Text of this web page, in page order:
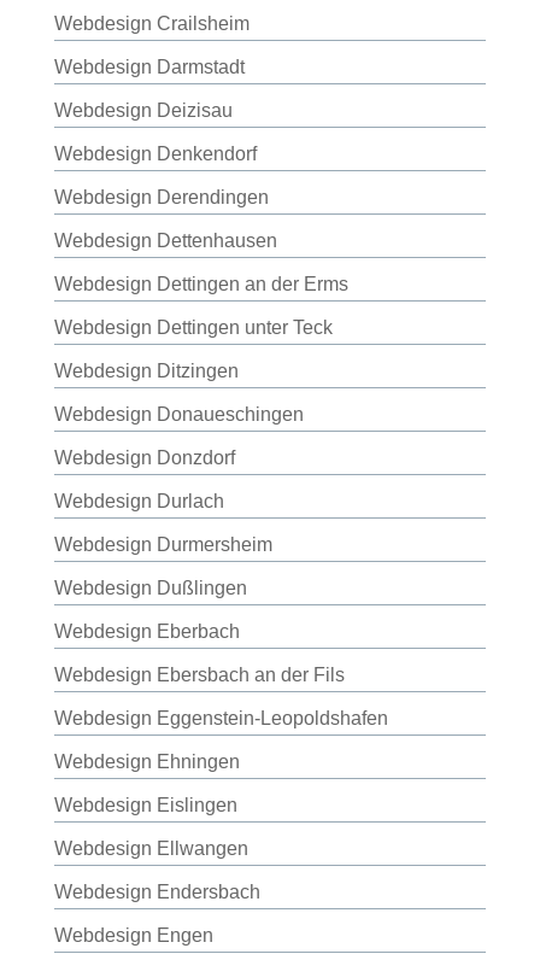
Webdesign Crailsheim
Webdesign Darmstadt
Webdesign Deizisau
Webdesign Denkendorf
Webdesign Derendingen
Webdesign Dettenhausen
Webdesign Dettingen an der Erms
Webdesign Dettingen unter Teck
Webdesign Ditzingen
Webdesign Donaueschingen
Webdesign Donzdorf
Webdesign Durlach
Webdesign Durmersheim
Webdesign Dußlingen
Webdesign Eberbach
Webdesign Ebersbach an der Fils
Webdesign Eggenstein-Leopoldshafen
Webdesign Ehningen
Webdesign Eislingen
Webdesign Ellwangen
Webdesign Endersbach
Webdesign Engen